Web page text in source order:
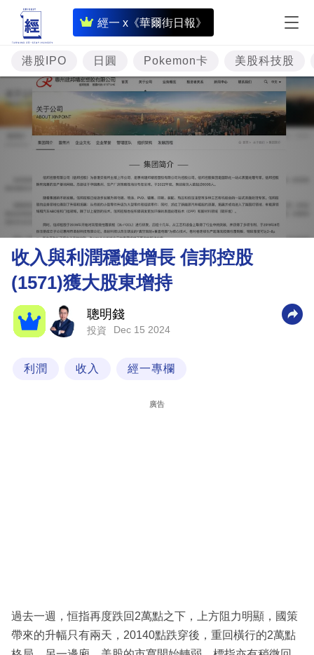
經一 x《華爾街日報》
即
時
財
經
專
題
投
樓
市
理
財
商
業
科
區
港股IPO 日圓 Pokemon卡 美股科技股
收入與利潤穩健增長 信邦控股
(1571)獲大股東增持
聰明錢
投資 Dec 15 2024
利潤 收入 經一專欄
廣告
過去一週，恒指再度跌回2萬點之下，上方阻力明顯，國策
帶來的升幅只有兩天，20140點跌穿後，重回橫行的2萬點